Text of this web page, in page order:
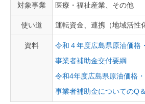
対象事業 医療・福祉産業、その他
使い道 運転資金、連携（地域活性
資料
令和４年度広島県原油価格
事業者補助金交付要綱
令和4年度広島県原油価格
事業者補助金についてのQ